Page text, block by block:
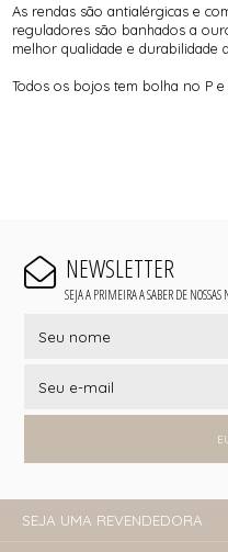
As rendas são antialérgicas e
reguladores são banhados a
melhor qualidade e durabilidade
Todos os bojos tem bolha no P e
NEWSLETTER
SEJA A PRIMEIRA A SABER DE NOSSAS
SEJA UMA REVENDEDORA